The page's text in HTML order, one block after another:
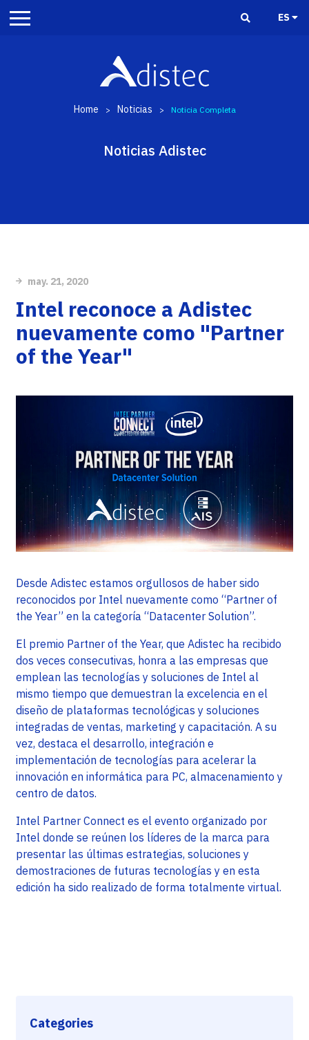
ES
Home > Noticias > Noticia Completa
Noticias Adistec
may. 21, 2020
Intel reconoce a Adistec
nuevamente como "Partner
of the Year"
Desde Adistec estamos orgullosos de haber sido
reconocidos por Intel nuevamente como “Partner of
the Year” en la categoría “Datacenter Solution”.
El premio Partner of the Year, que Adistec ha recibido
dos veces consecutivas, honra a las empresas que
emplean las tecnologías y soluciones de Intel al
mismo tiempo que demuestran la excelencia en el
diseño de plataformas tecnológicas y soluciones
integradas de ventas, marketing y capacitación. A su
vez, destaca el desarrollo, integración e
implementación de tecnologías para acelerar la
innovación en informática para PC, almacenamiento y
centro de datos.
Intel Partner Connect es el evento organizado por
Intel donde se reúnen los líderes de la marca para
presentar las últimas estrategias, soluciones y
demostraciones de futuras tecnologías y en esta
edición ha sido realizado de forma totalmente virtual.
Categories